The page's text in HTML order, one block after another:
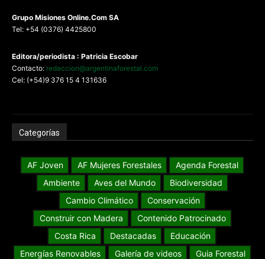
Grupo Misiones Online.Com SA
Tel: +54 (0376) 4425800
Editora/periodista : Patricia Escobar
Contacto: redaccion@argentinaforestal.com
Cel: (+54)9 376 15 4 131636
Categorías
AF Joven AF Mujeres Forestales
Agenda Forestal
Ambiente
Aves del Mundo
Biodiversidad
Cambio Climático
Conservación
Construir con Madera
Contenido Patrocinado
Costa Rica
Destacadas
Educación
Energías Renovables
Galería de videos
Guia Forestal